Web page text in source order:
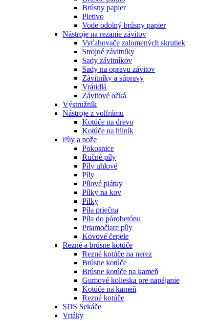
Brúsny papier
Pletivo
Vode odolný brúsny papier
Nástroje na rezanie závitov
Vyťahovače zalomených skrutiek
Strojné závitníky
Sady závitníkov
Sady na opravu závitov
Závitníky a súpravy
Vrátidlá
Závitové očká
Výstružník
Nástroje z volfrámu
Kotúče na drevo
Kotúče na hliník
Píly a nože
Pokosnice
Ručné píly
Píly uhlové
Píly
Pílové plátky
Pílky na kov
Pílky
Píla priečna
Píla do pórobetónu
Priamočiare píly
Kovové čepele
Rezné a brúsne kotúče
Rezné kotúče na nerez
Brúsne kotúče
Brúsne kotúče na kameň
Gumové kolieska pre napájanie
Kotúče na kameň
Rezné kotúče
SDS Sekáče
Vrtáky